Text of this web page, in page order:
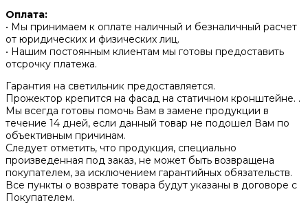
Оплата:
• Мы принимаем к оплате наличный и безналичный расчет
от юридических и физических лиц.
• Нашим постоянным клиентам мы готовы предоставить
отсрочку платежа.
Гарантия на светильник предоставляется.
Прожектор крепится на фасад на статичном кронштейне. .
Мы всегда готовы помочь Вам в замене продукции в
течение 14 дней, если данный товар не подошел Вам по
объективным причинам.
Следует отметить, что продукция, специально
произведенная под заказ, не может быть возвращена
покупателем, за исключением гарантийных обязательств.
Все пункты о возврате товара будут указаны в договоре с
Покупателем.